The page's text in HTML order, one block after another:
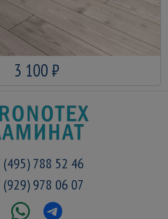
3 100 ₽
(495) 788 52 46
(929) 978 06 07